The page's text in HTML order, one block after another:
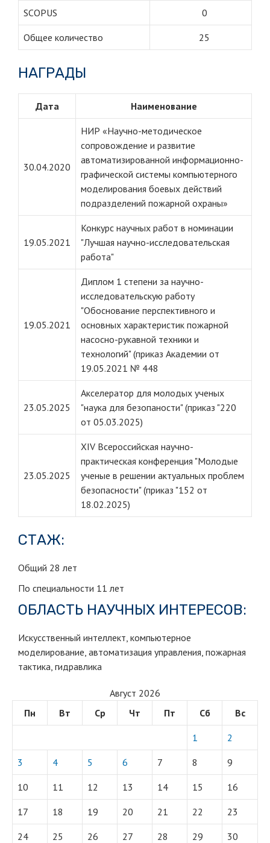
SCOPUS 0
Общее количество 25
НАГРАДЫ
Дата Наименование
30.04.2020
НИР «Научно-методическое
сопровождение и развитие
автоматизированной информационно-
графической системы компьютерного
моделирования боевых действий
подразделений пожарной охраны»
19.05.2021
Конкурс научных работ в номинации
"Лучшая научно-исследовательская
работа"
19.05.2021
Диплом 1 степени за научно-
исследовательскую работу
"Обоснование перспективного и
основных характеристик пожарной
насосно-рукавной техники и
технологий" (приказ Академии от
19.05.2021 № 448
23.05.2025
Акселератор для молодых ученых
"наука для безопаности" (приказ "220
от 05.03.2025)
23.05.2025
XIV Всероссийская научно-
практическая конференция "Молодые
ученые в решении актуальных проблем
безопасности" (приказ "152 от
18.02.2025)
СТАЖ:
Общий 28 лет
По специальности 11 лет
ОБЛАСТЬ НАУЧНЫХ ИНТЕРЕСОВ:
Искусственный интеллект, компьютерное
моделирование, автоматизация управления, пожарная
тактика, гидравлика
Август 2026
Пн
Вт Ср Чт Пт Сб Вс
1 2
3 4 5 6 7 8 9
10 11 12 13 14 15 16
17 18 19 20 21 22 23
24 25 26 27 28 29 30